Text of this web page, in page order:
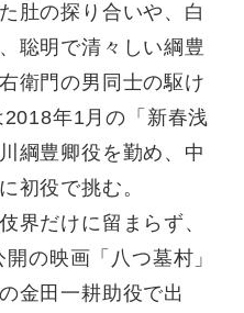
肚の探り合いや、白
聡明で清々しい綱豊
衛門の男同士の駆け
年1月の「新春浅
綱豊卿役を勤め、中
初役で挑む。
界だけに留まらず、
の映画「八つ墓村」
金田一耕助役で出